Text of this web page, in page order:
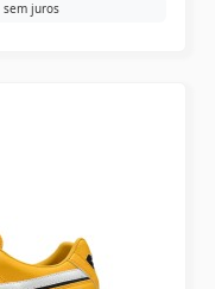
sem juros